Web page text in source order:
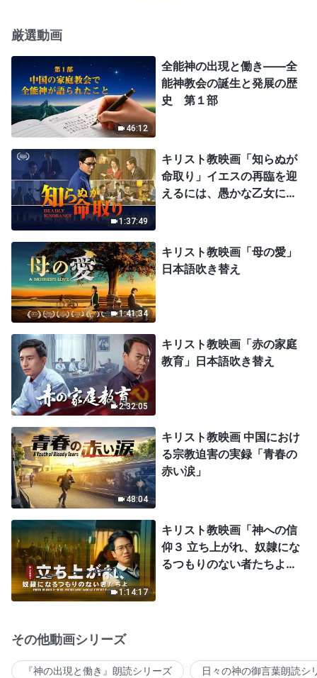
厳選動画
46:12
全能神の出現と働き——全
能神教会の誕生と発展の歴
史 第１部
1:37:49
キリスト教映画「知らぬが
命取り」イエスの再臨を迎
えるには、愚かな乙女にな
1:41:34
キリスト教映画「母の愛」
日本語吹き替え
2:32:05
キリスト教映画「赤の家庭
教育」日本語吹き替え
48:04
キリスト教映画 中国におけ
る宗教迫害の実録「青春の
赤い涙」
1:14:17
キリスト教映画「神への信
仰３ 立ち上がれ、奴隷にな
るつもりのない者たちよ」
その他動画シリーズ
『神の出現と働き』朗読シリーズ 日々の神の御言葉朗読シ